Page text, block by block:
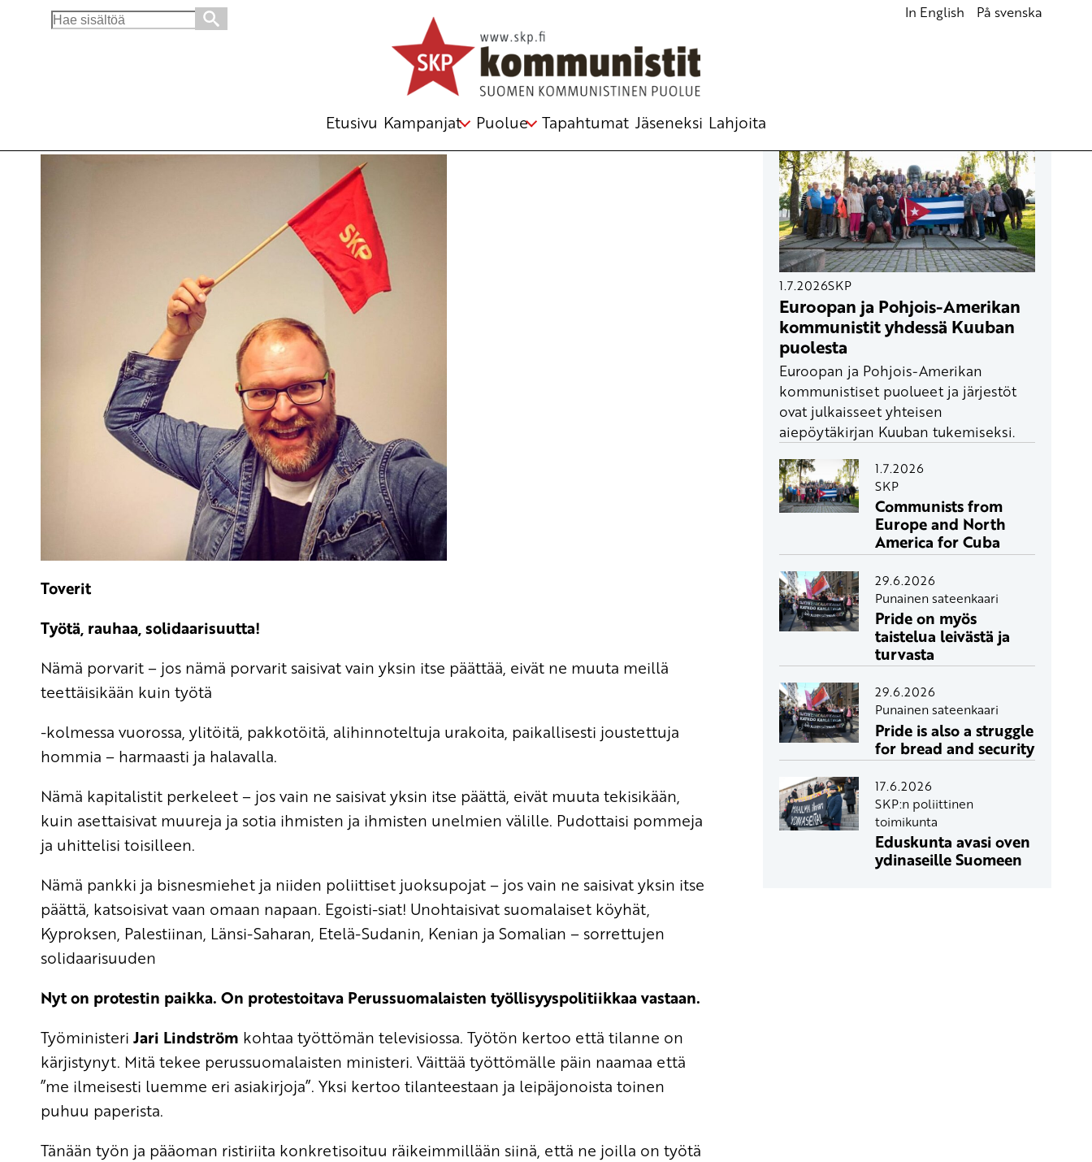
Search
In English På svenska
Etusivu Kampanjat Puolue Tapahtumat Jäseneksi Lahjoita
Toverit
Työtä, rauhaa, solidaarisuutta!
Nämä porvarit – jos nämä porvarit saisivat vain yksin itse päättää, eivät ne muuta meillä
teettäisikään kuin työtä
-kolmessa vuorossa, ylitöitä, pakkotöitä, alihinnoteltuja urakoita, paikallisesti joustettuja
hommia – harmaasti ja halavalla.
Nämä kapitalistit perkeleet – jos vain ne saisivat yksin itse päättä, eivät muuta tekisikään,
kuin asettaisivat muureja ja sotia ihmisten ja ihmisten unelmien välille. Pudottaisi pommeja
ja uhittelisi toisilleen.
Nämä pankki ja bisnesmiehet ja niiden poliittiset juoksupojat – jos vain ne saisivat yksin itse
päättä, katsoisivat vaan omaan napaan. Egoisti-siat! Unohtaisivat suomalaiset köyhät,
Kyproksen, Palestiinan, Länsi-Saharan, Etelä-Sudanin, Kenian ja Somalian – sorrettujen
solidaarisuuden
Nyt on protestin paikka. On protestoitava Perussuomalaisten työllisyyspolitiikkaa vastaan.
Työministeri Jari Lindström kohtaa työttömän televisiossa. Työtön kertoo että tilanne on
kärjistynyt. Mitä tekee perussuomalaisten ministeri. Väittää työttömälle päin naamaa että
”me ilmeisesti luemme eri asiakirjoja”. Yksi kertoo tilanteestaan ja leipäjonoista toinen
puhuu paperista.
Tänään työn ja pääoman ristiriita konkretisoituu räikeimmillään siinä, että ne joilla on työtä
1.7.2026SKP
Euroopan ja Pohjois-Amerikan
kommunistit yhdessä Kuuban
puolesta
Euroopan ja Pohjois-Amerikan
kommunistiset puolueet ja järjestöt
ovat julkaisseet yhteisen
aiepöytäkirjan Kuuban tukemiseksi.
1.7.2026
SKP
Communists from
Europe and North
America for Cuba
29.6.2026
Punainen sateenkaari
Pride on myös
taistelua leivästä ja
turvasta
29.6.2026
Punainen sateenkaari
Pride is also a struggle
for bread and security
17.6.2026
SKP:n poliittinen
toimikunta
Eduskunta avasi oven
ydinaseille Suomeen